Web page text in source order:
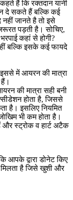
हैं कि रक्तदान यानी
दे सकते हैं बल्कि कई
नहीं जानते है तो इसे
पड़ती है। सोचिए,
कहां से होगी?
बल्कि इसके कई फायदे
इससे में आयरन की मात्रा
की मात्रा सही बनी
होता है, जिससे
है। इसलिए नियमित
भी कम होता है।
स्ट्रोक व हार्ट अटैक
आपके द्वारा डोनेट किए
है जिसे खुशी और